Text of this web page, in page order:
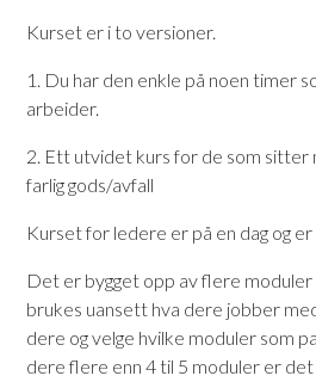
Kurset er i to versioner.
1. Du har den enkle på noen timer
arbeider.
2. Ett utvidet kurs for de som sitter
farlig gods/avfall
Kurset for ledere er på en dag og
Det er bygget opp av flere moduler
brukes uansett hva dere jobber
dere og velge hvilke moduler som
dere flere enn 4 til 5 moduler er